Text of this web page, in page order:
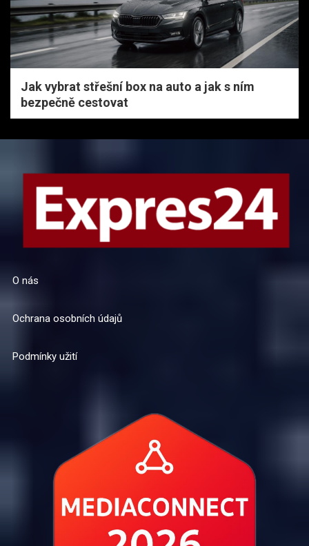
Jak vybrat střešní box na auto a jak s ním
bezpečně cestovat
O nás
Ochrana osobních údajů
Podmínky užití